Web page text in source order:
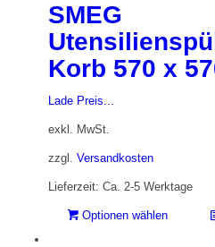
SMEG
Korb 570 x
Lade Preis...
exkl. MwSt.
zzgl. Versandkosten
Lieferzeit: Ca. 2-5 Werktage
Optionen wählen